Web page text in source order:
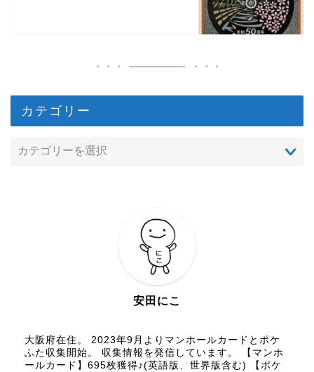
カテゴリー
安田にこ
大阪府在住。 2023年9月よりマンホールカードとポケ
ふた収集開始。 収集情報を発信しています。 【マンホ
ールカード】695枚獲得♪(英語版、世界版含む) 【ポケ